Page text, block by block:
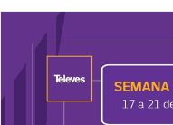
Empresas,Edifícios,
Eléctrica.
Das9:00 às 18:00
e